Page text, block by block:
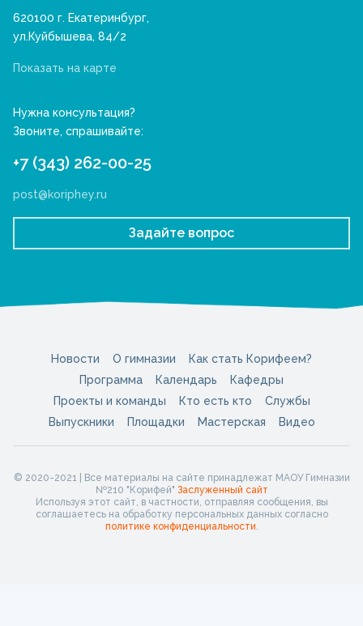
620100 г. Екатеринбург,
ул.Куйбышева, 84/2
Показать на карте
Нужна консультация?
Звоните, спрашивайте:
+7 (343) 262-00-25
post@koriphey.ru
Задайте вопрос
Новости О гимназии
Как стать Корифеем?
Программа
Календарь
Кафедры
Проекты и команды
Кто есть кто
Службы
Выпускники
Площадки Мастерская Видео
© 2020-2021 | Все материалы на сайте принадлежат МАОУ Гимназии
№210 "Корифей" Заслуженный сайт
Используя этот сайт, в частности, отправляя сообщения, вы
соглашаетесь на обработку персональных данных согласно
политике конфиденциальности.